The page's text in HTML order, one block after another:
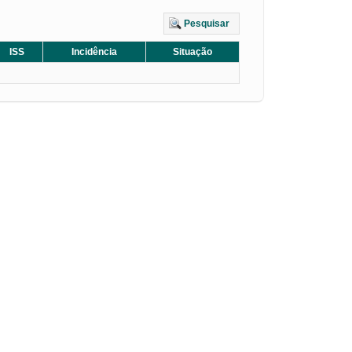
Pesquisar
ISS Incidência
Situação